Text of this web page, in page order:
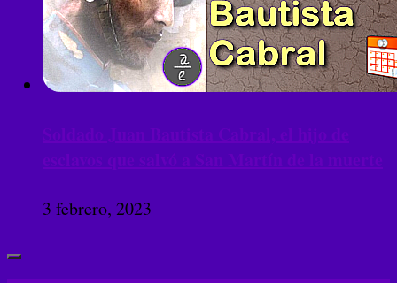
3 febrero, 2023